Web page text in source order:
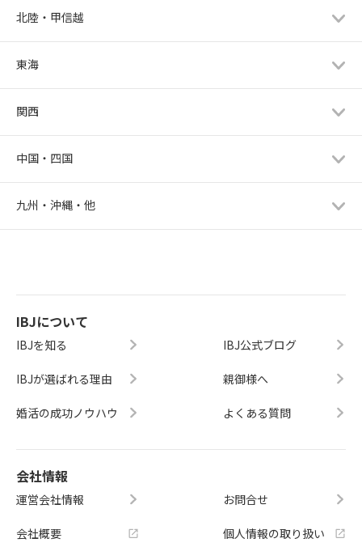
北陸・甲信越
東海
関西
中国・四国
九州・沖縄・他
IBJについて
IBJを知る
IBJが選ばれる理由
婚活の成功ノウハウ
IBJ公式ブログ
親御様へ
よくある質問
会社情報
運営会社情報
会社概要
お問合せ
個人情報の取り扱い